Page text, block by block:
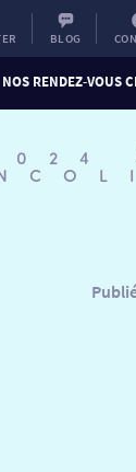
BLOG
NOS RENDEZ-VOUS